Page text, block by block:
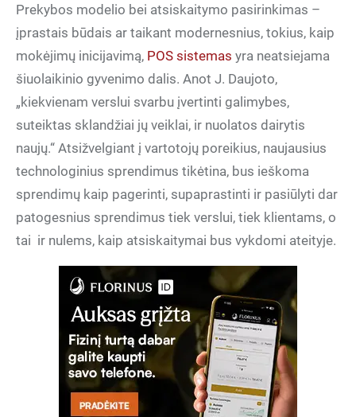
Prekybos modelio bei atsiskaitymo pasirinkimas –
įprastais būdais ar taikant modernesnius, tokius, kaip
mokėjimų inicijavimą, POS sistemas yra neatsiejama
šiuolaikinio gyvenimo dalis. Anot J. Daujoto,
„kiekvienam verslui svarbu įvertinti galimybes,
suteiktas sklandžiai jų veiklai, ir nuolatos dairytis
naujų.“ Atsižvelgiant į vartotojų poreikius, naujausius
technologinius sprendimus tikėtina, bus ieškoma
sprendimų kaip pagerinti, supaprastinti ir pasiūlyti dar
patogesnius sprendimus tiek verslui, tiek klientams, o
tai ir nulems, kaip atsiskaitymai bus vykdomi ateityje.